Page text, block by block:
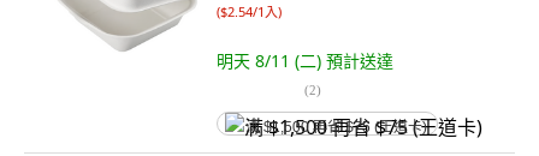
($2.54/1入)
明天 8/11 (二) 預計送達
(2)
满 $1,500 再省 $75 (王道卡)